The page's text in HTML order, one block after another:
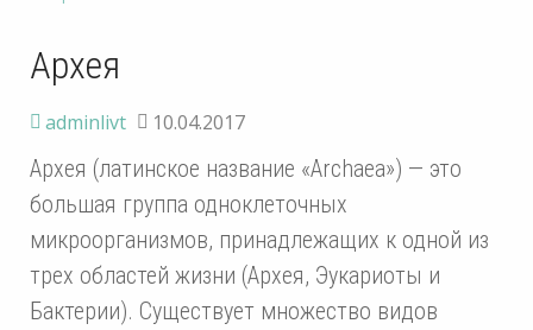
Архея
adminlivt 10.04.2017
Архея (латинское название «Archaea») — это
большая группа одноклеточных
микроорганизмов, принадлежащих к одной из
трех областей жизни (Архея, Эукариоты и
Бактерии). Существует множество видов